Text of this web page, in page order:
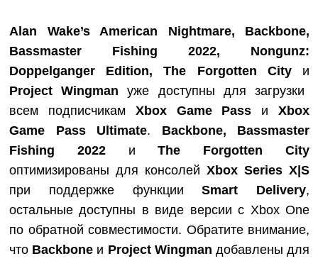
Alan Wake’s American Nightmare, Backbone,
Bassmaster Fishing 2022, Nongunz:
Doppelganger Edition, The Forgotten City и
Project Wingmanуже доступны для загрузки
всем подписчикам Xbox Game Pass иXbox
Game Pass Ultimate. Backbone, Bassmaster
Fishing 2022 иThe Forgotten City
оптимизированы для консолей Xbox Series X|S
при поддержке функцииSmart Delivery,
остальные доступны в виде версии с Xbox One
по обратной совместимости. Обратите внимание,
что Backbone и Project Wingman добавлены для